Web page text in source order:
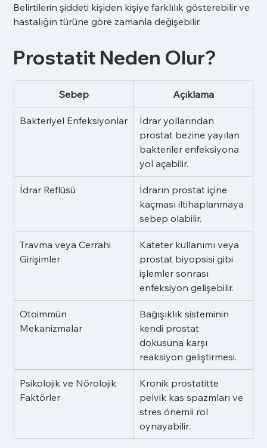
Belirtilerin şiddeti kişiden kişiye farklılık gösterebilir ve
hastalığın türüne göre zamanla değişebilir.
Prostatit Neden Olur?
Sebep Açıklama
Bakteriyel Enfeksiyonlar
İdrar yollarından
prostat bezine yayılan
bakteriler enfeksiyona
yol açabilir.
İdrar Reflüsü
İdrarın prostat içine
kaçması iltihaplanmaya
sebep olabilir.
Travma veya Cerrahi
Girişimler
Kateter kullanımı veya
prostat biyopsisi gibi
işlemler sonrası
enfeksiyon gelişebilir.
Otoimmün
Mekanizmalar
Bağışıklık sisteminin
kendi prostat
dokusuna karşı
reaksiyon geliştirmesi.
Psikolojik ve Nörolojik
Faktörler
Kronik prostatitte
pelvik kas spazmları ve
stres önemli rol
oynayabilir.